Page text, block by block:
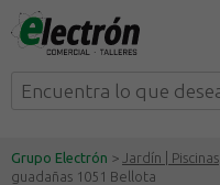
Grupo Electrón > Jardín | Piscinas
guadañas 1051 Bellota